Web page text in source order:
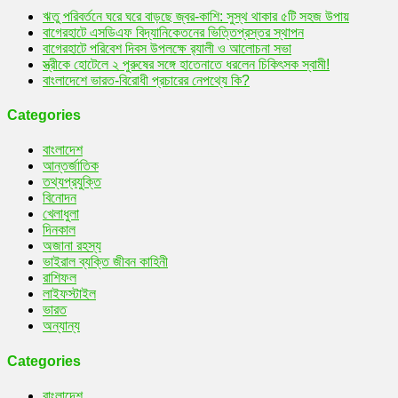
ঋতু পরিবর্তনে ঘরে ঘরে বাড়ছে জ্বর-কাশি: সুস্থ থাকার ৫টি সহজ উপায়
বাগেরহাটে এসডিএফ বিদ্যানিকেতনের ভিত্তিপ্রস্তর স্থাপন
বাগেরহাটে পরিবেশ দিবস উপলক্ষে র‌্যালী ও আলোচনা সভা
স্ত্রীকে হোটেলে ২ পুরুষের সঙ্গে হাতেনাতে ধরলেন চিকিৎসক স্বামী!
বাংলাদেশে ভারত-বিরোধী প্রচারের নেপথ্যে কি?
Categories
বাংলাদেশ
আন্তর্জাতিক
তথ্যপ্রযুক্তি
বিনোদন
খেলাধুলা
দিনকাল
অজানা রহস্য
ভাইরাল ব্যক্তি জীবন কাহিনী
রাশিফল
লাইফস্টাইল
ভারত
অন্যান্য
Categories